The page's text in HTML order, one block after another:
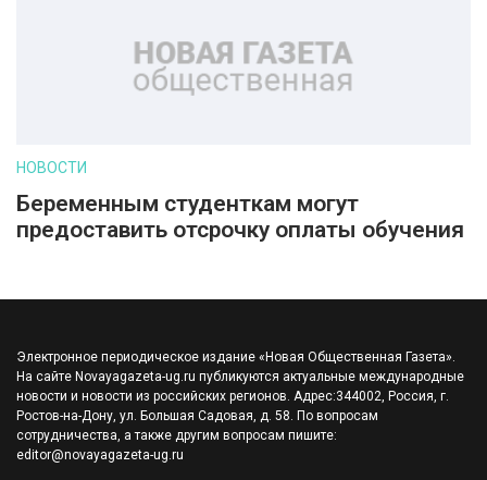
НОВОСТИ
Беременным студенткам могут
предоставить отсрочку оплаты обучения
Электронное периодическое издание «Новая Общественная Газета».
На сайте Novayagazeta-ug.ru публикуются актуальные международные
новости и новости из российских регионов. Адрес:344002, Россия, г.
Ростов-на-Дону, ул. Большая Садовая, д. 58. По вопросам
сотрудничества, а также другим вопросам пишите:
editor@novayagazeta-ug.ru